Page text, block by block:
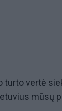
turto vertė
mūsų